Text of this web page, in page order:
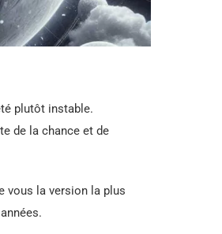
plutôt instable.
de la chance et de
vous la version la plus